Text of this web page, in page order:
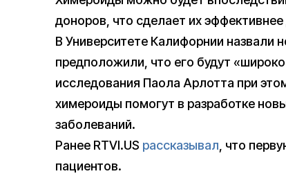
доноров, что сделает их
В Университете Калифорнии назвали
предположили, что его будут
исследования Паола Арлотта при
химероиды помогут в разработке
заболеваний.
Ранее RTVI.US рассказывал, что
пациентов.